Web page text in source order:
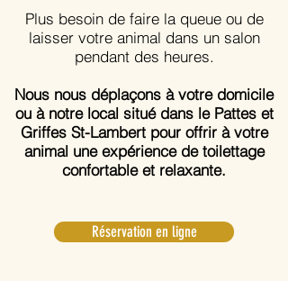
Plus besoin de faire la queue ou de
laisser votre animal dans un salon
pendant des heures.
Nous nous déplaçons à votre domicile
ou à notre local situé dans le Pattes et
Griffes St-Lambert pour offrir à votre
animal une expérience de toilettage
confortable et relaxante.
Réservation en ligne